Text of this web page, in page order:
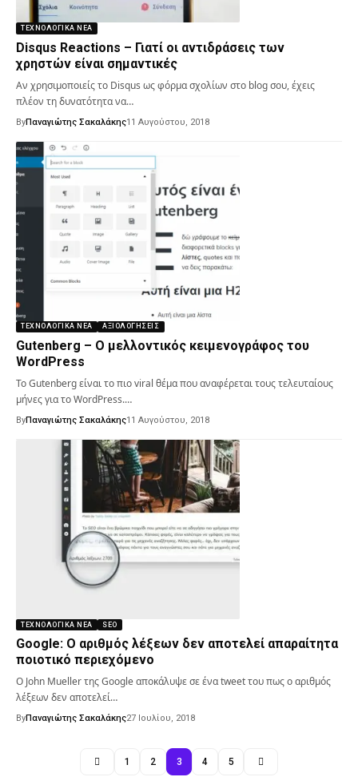
ΤΕΧΝΟΛΟΓΙΚΆ ΝΈΑ
Disqus Reactions – Γιατί οι αντιδράσεις των
χρηστών είναι σημαντικές
Αν χρησιμοποιείς το Disqus ως φόρμα σχολίων στο blog σου, έχεις
πλέον τη δυνατότητα να…
ByΠαναγιώτης Σακαλάκης11 Αυγούστου, 2018
ΤΕΧΝΟΛΟΓΙΚΆ ΝΈΑ ΑΞΙΟΛΟΓΉΣΕΙΣ
Gutenberg – Ο μελλοντικός κειμενογράφος του
WordPress
Το Gutenberg είναι το πιο viral θέμα που αναφέρεται τους τελευταίους
μήνες για το WordPress.…
ByΠαναγιώτης Σακαλάκης11 Αυγούστου, 2018
ΤΕΧΝΟΛΟΓΙΚΆ ΝΈΑ SEO
Google: Ο αριθμός λέξεων δεν αποτελεί απαραίτητα
ποιοτικό περιεχόμενο
Ο John Mueller της Google αποκάλυψε σε ένα tweet του πως ο αριθμός
λέξεων δεν αποτελεί…
ByΠαναγιώτης Σακαλάκης27 Ιουλίου, 2018
1 2 3 4 5